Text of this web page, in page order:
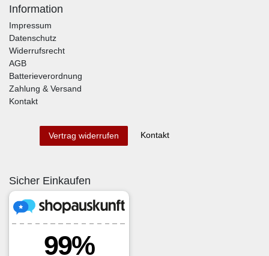
Information
Impressum
Datenschutz
Widerrufsrecht
AGB
Batterieverordnung
Zahlung & Versand
Kontakt
Vertrag widerrufen Kontakt
Sicher Einkaufen